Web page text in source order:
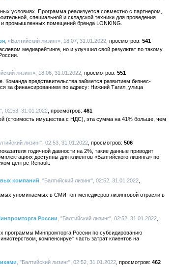
условиях. Программа реализуется совместно с партнером,
специальной и складской техники для проведения
и промышленных помещений бренда LONKING.
, «Балтийский лизинг», 18:07, 31.01.2022
541
медиарейтинге, но и улучшил свой результат по такому
лизинг», 18:06, 31.01.2022
551
представительства займется развитием бизнес-
за финансированием по адресу: Нижний Тагил, улица
02:53, 31.01.2022
461
(стоимость имущества с НДС), эта сумма на 41% больше, чем
лизинг", 02:53, 31.01.2022
506
годичной давности на 2%, такие данные приводит
доступны для клиентов «Балтийского лизинга» по
центре Renault.
компаний , "Балтийский лизинг", 02:52, 31.01.2022
упоминаемых в СМИ топ-менеджеров лизинговой отрасли в
России , "Балтийский лизинг", 02:52, 31.01.2022
программы Минпромторга России по субсидированию
компенсирует часть затрат клиентов на
, "Балтийский лизинг", 02:52, 31.01.2022
462